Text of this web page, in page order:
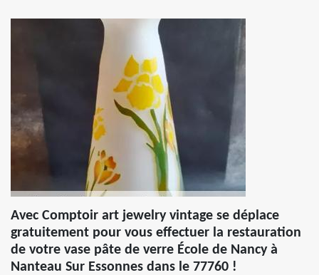
Avec Comptoir art jewelry vintage se déplace
gratuitement pour vous effectuer la restauration
de votre vase pâte de verre École de Nancy à
Nanteau Sur Essonnes dans le 77760 !